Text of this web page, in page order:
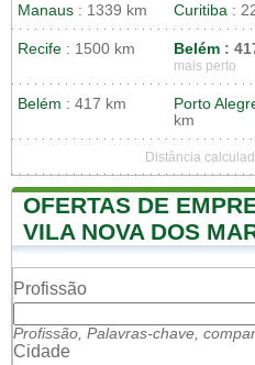
Manaus : 1339 km Curitiba :
Recife : 1500 km Belém :
mais perto
Belém : 417 km Porto
km
Distância
OFERTAS DE
VILA NOVA DOS
Profissão
Profissão, Palavras-chave,
Cidade